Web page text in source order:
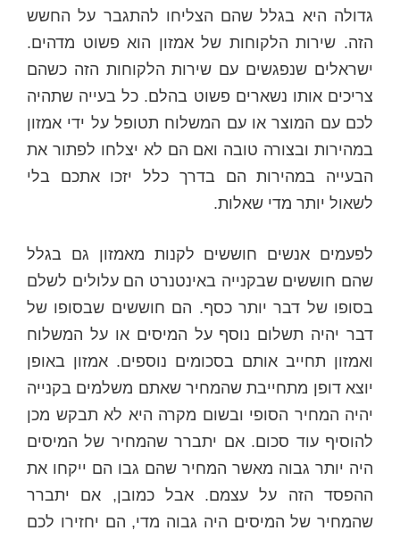
גדולה היא בגלל שהם הצליחו להתגבר על החשש
הזה. שירות הלקוחות של אמזון הוא פשוט מדהים.
ישראלים שנפגשים עם שירות הלקוחות הזה כשהם
צריכים אותו נשארים פשוט בהלם. כל בעייה שתהיה
לכם עם המוצר או עם המשלוח תטופל על ידי אמזון
במהירות ובצורה טובה ואם הם לא יצלחו לפתור את
הבעייה במהירות הם בדרך כלל יזכו אתכם בלי
לשאול יותר מדי שאלות.
לפעמים אנשים חוששים לקנות מאמזון גם בגלל
שהם חוששים שבקנייה באינטנרט הם עלולים לשלם
בסופו של דבר יותר כסף. הם חוששים שבסופו של
דבר יהיה תשלום נוסף על המיסים או על המשלוח
ואמזון תחייב אותם בסכומים נוספים. אמזון באופן
יוצא דופן מתחייבת שהמחיר שאתם משלמים בקנייה
יהיה המחיר הסופי ובשום מקרה היא לא תבקש מכן
להוסיף עוד סכום. אם יתברר שהמחיר של המיסים
היה יותר גבוה מאשר המחיר שהם גבו הם ייקחו את
ההפסד הזה על עצמם. אבל כמובן, אם יתברר
שהמחיר של המיסים היה גבוה מדי, הם יחזירו לכם